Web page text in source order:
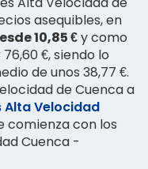
asequibles, en
10,85 €y como
€, siendo lo
de unos 38,77 €.
de Cuenca a
Alta Velocidad
comienza con los
Cuenca -